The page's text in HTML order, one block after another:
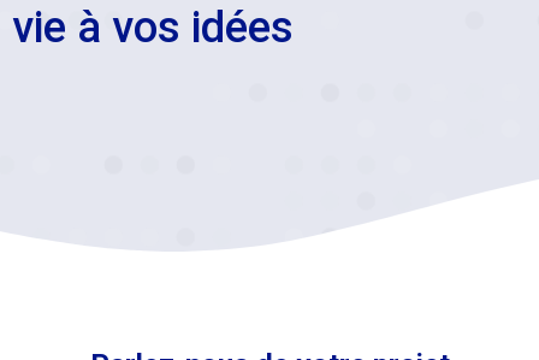
vie à vos idées